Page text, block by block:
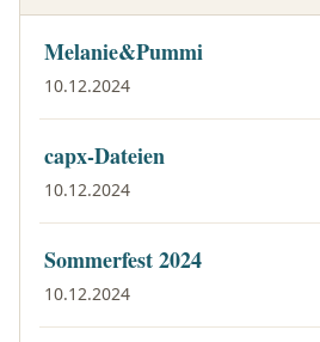
Melanie&Pummi
10.12.2024
capx-Dateien
10.12.2024
Sommerfest 2024
10.12.2024